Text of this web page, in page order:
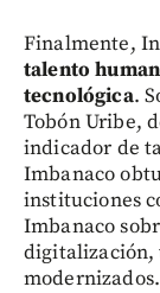
Finalmente,
talento
tecnológica.
Tobón Uribe,
indicador de
Imbanaco
instituciones
Imbanaco
digitalización,
modernizados.